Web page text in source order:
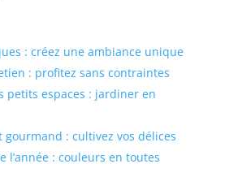
: créez une ambiance unique
: profitez sans contraintes
petits espaces : jardiner en
gourmand : cultivez vos délices
l’année : couleurs en toutes